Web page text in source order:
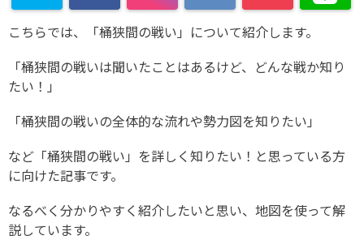
こちらでは、「桶狭間の戦い」について紹介します。
「桶狭間の戦いは聞いたことはあるけど、どんな戦か知り
たい！」
「桶狭間の戦いの全体的な流れや勢力図を知りたい」
など「桶狭間の戦い」を詳しく知りたい！と思っている方
に向けた記事です。
なるべく分かりやすく紹介したいと思い、地図を使って解
説しています。